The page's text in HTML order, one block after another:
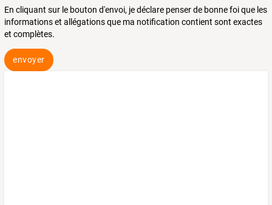
En cliquant sur le bouton d'envoi, je déclare penser de bonne foi que les
informations et allégations que ma notification contient sont exactes
et complètes.
envoyer